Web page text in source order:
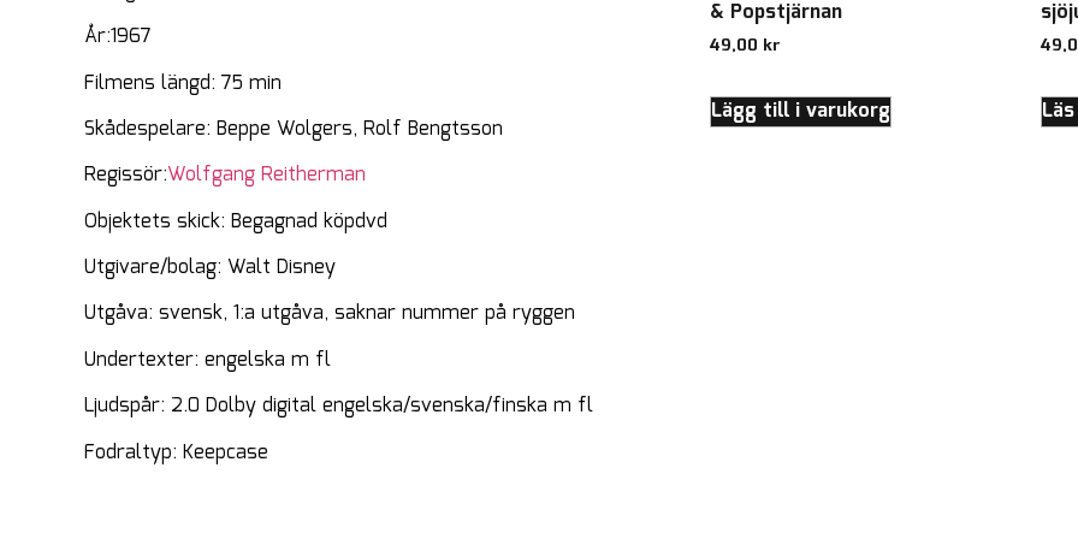
År:1967
Filmens längd: 75 min
Skådespelare: Beppe Wolgers, Rolf Bengtsson
Regissör:Wolfgang Reitherman
Objektets skick: Begagnad köpdvd
Utgivare/bolag: Walt Disney
Utgåva: svensk, 1:a utgåva, saknar nummer på ryggen
Undertexter: engelska m fl
Ljudspår: 2.0 Dolby digital engelska/svenska/finska m fl
Fodraltyp: Keepcase
& Popstjärnan
49,00 kr
Lägg till i varukorg